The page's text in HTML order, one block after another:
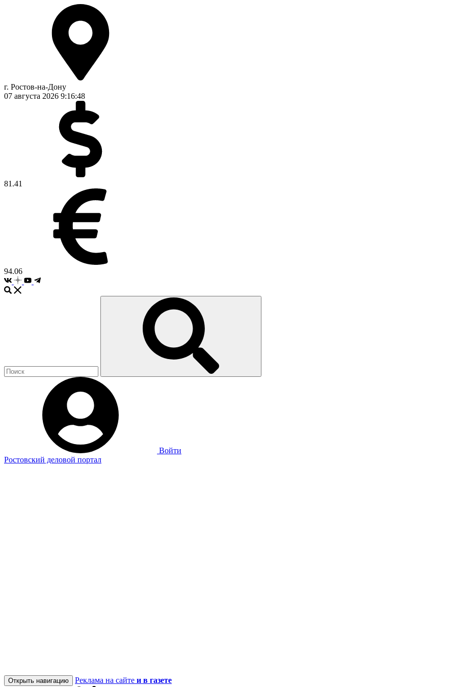
г. Ростов-на-Дону
07 августа 2026 9:16:48
81.41
94.06
Войти
Ростовский деловой портал
Открыть навигацию Реклама на сайте и в газете